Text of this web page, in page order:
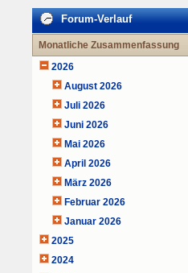
Forum-Verlauf
Monatliche Zusammenfassung
2026
August 2026
Juli 2026
Juni 2026
Mai 2026
April 2026
März 2026
Februar 2026
Januar 2026
2025
2024